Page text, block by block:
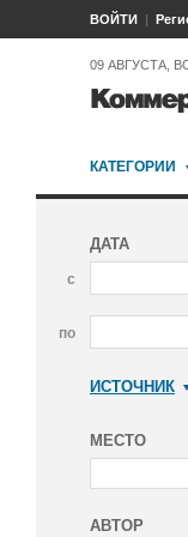
ВОЙТИ
09 АВГУСТА,
КАТЕГОРИИ
ДАТА
с
по
ИСТОЧНИК
МЕСТО
АВТОР